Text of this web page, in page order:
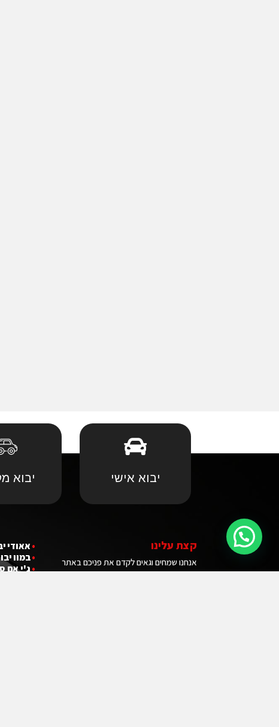
יבוא אישי יבוא
קצת עלינו
אנחנו שמחים וגאים לקדם את פניכם באתר
• אאודי
•במוו
•ג'י אם